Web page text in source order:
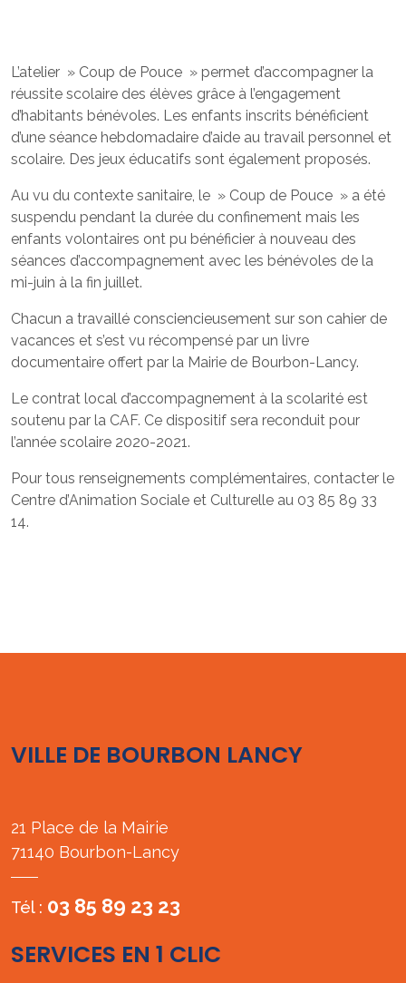
L’atelier » Coup de Pouce » permet d’accompagner la
réussite scolaire des élèves grâce à l’engagement
d’habitants bénévoles. Les enfants inscrits bénéficient
d’une séance hebdomadaire d’aide au travail personnel et
scolaire. Des jeux éducatifs sont également proposés.
Au vu du contexte sanitaire, le » Coup de Pouce » a été
suspendu pendant la durée du confinement mais les
enfants volontaires ont pu bénéficier à nouveau des
séances d’accompagnement avec les bénévoles de la
mi-juin à la fin juillet.
Chacun a travaillé consciencieusement sur son cahier de
vacances et s’est vu récompensé par un livre
documentaire offert par la Mairie de Bourbon-Lancy.
Le contrat local d’accompagnement à la scolarité est
soutenu par la CAF. Ce dispositif sera reconduit pour
l’année scolaire 2020-2021.
Pour tous renseignements complémentaires, contacter le
Centre d’Animation Sociale et Culturelle au 03 85 89 33
14.
VILLE DE BOURBON LANCY
21 Place de la Mairie
71140 Bourbon-Lancy
Tél : 03 85 89 23 23
SERVICES EN 1 CLIC